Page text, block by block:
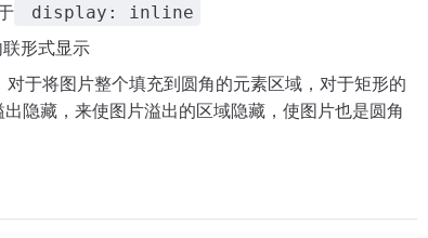
display: inline
形式显示
对于将图片整个填充到圆角的元素区域，对于矩形的
隐藏，来使图片溢出的区域隐藏，使图片也是圆角